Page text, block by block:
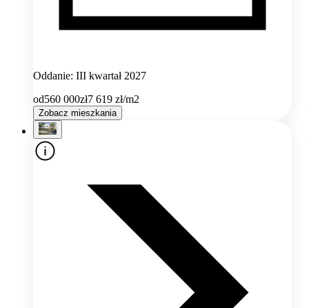
Oddanie: III kwartał 2027
od560 000zł7 619 zł/m2
Zobacz mieszkania